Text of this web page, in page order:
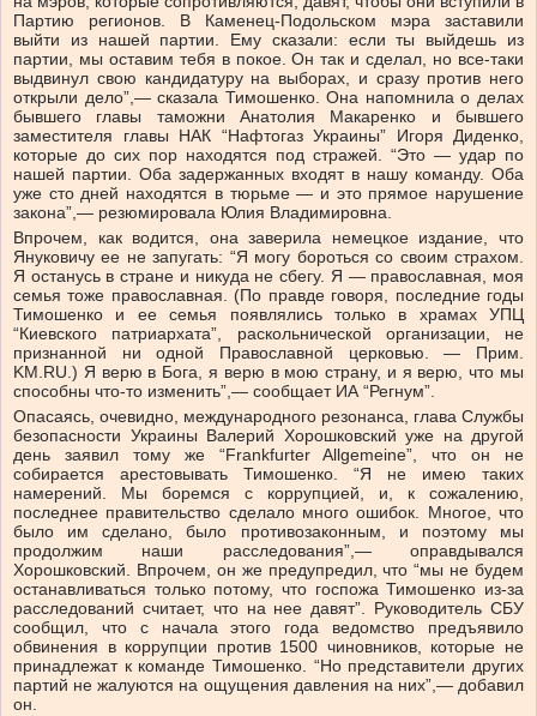
Партию регионов. В Каменец-Подольском мэра заставили
выйти из нашей партии. Ему сказали: если ты выйдешь из
партии, мы оставим тебя в покое. Он так и сделал, но все-таки
выдвинул свою кандидатуру на выборах, и сразу против него
открыли дело”,— сказала Тимошенко. Она напомнила о делах
бывшего главы таможни Анатолия Макаренко и бывшего
заместителя главы НАК “Нафтогаз Украины” Игоря Диденко,
которые до сих пор находятся под стражей. “Это — удар по
нашей партии. Оба задержанных входят в нашу команду. Оба
уже сто дней находятся в тюрьме — и это прямое нарушение
закона”,— резюмировала Юлия Владимировна.
Впрочем, как водится, она заверила немецкое издание, что
Януковичу ее не запугать: “Я могу бороться со своим страхом.
Я останусь в стране и никуда не сбегу. Я — православная, моя
семья тоже православная. (По правде говоря, последние годы
Тимошенко и ее семья появлялись только в храмах УПЦ
“Киевского патриархата”, раскольнической организации, не
признанной ни одной Православной церковью. — Прим.
KM.RU.) Я верю в Бога, я верю в мою страну, и я верю, что мы
способны что-то изменить”,— сообщает ИА “Регнум”.
Опасаясь, очевидно, международного резонанса, глава Службы
безопасности Украины Валерий Хорошковский уже на другой
день заявил тому же “Frankfurter Allgemeine”, что он не
собирается арестовывать Тимошенко. “Я не имею таких
намерений. Мы боремся с коррупцией, и, к сожалению,
последнее правительство сделало много ошибок. Многое, что
было им сделано, было противозаконным, и поэтому мы
продолжим наши расследования”,— оправдывался
Хорошковский. Впрочем, он же предупредил, что “мы не будем
останавливаться только потому, что госпожа Тимошенко из-за
расследований считает, что на нее давят”. Руководитель СБУ
сообщил, что с начала этого года ведомство предъявило
обвинения в коррупции против 1500 чиновников, которые не
принадлежат к команде Тимошенко. “Но представители других
партий не жалуются на ощущения давления на них”,— добавил
он.